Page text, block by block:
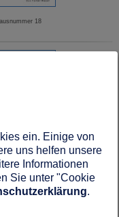
18
15
ein. Einige von
uns helfen unsere
Informationen
Sie unter "Cookie
.